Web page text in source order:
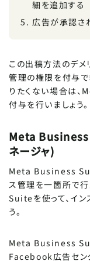
細を追加する
広告が承認さ
この出稿方法のデメ
管理の権限を付与で
りたくない場合は
付与を行いましょう。
Meta
ネージャ)
Meta Business
ス管理を一箇所で
Suiteを使って、イ
う。
Meta Business
Facebook広告セン